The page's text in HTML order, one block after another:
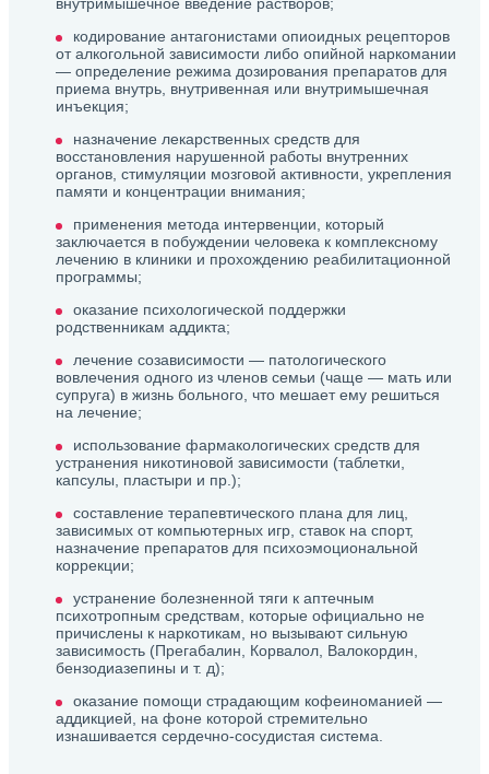
кодирование антагонистами опиоидных рецепторов
от алкогольной зависимости либо опийной наркомании
— определение режима дозирования препаратов для
приема внутрь, внутривенная или внутримышечная
инъекция;
назначение лекарственных средств для
восстановления нарушенной работы внутренних
органов, стимуляции мозговой активности, укрепления
памяти и концентрации внимания;
применения метода интервенции, который
заключается в побуждении человека к комплексному
лечению в клиники и прохождению реабилитационной
программы;
оказание психологической поддержки
родственникам аддикта;
лечение созависимости — патологического
вовлечения одного из членов семьи (чаще — мать или
супруга) в жизнь больного, что мешает ему решиться
на лечение;
использование фармакологических средств для
устранения никотиновой зависимости (таблетки,
капсулы, пластыри и пр.);
составление терапевтического плана для лиц,
зависимых от компьютерных игр, ставок на спорт,
назначение препаратов для психоэмоциональной
коррекции;
устранение болезненной тяги к аптечным
психотропным средствам, которые официально не
причислены к наркотикам, но вызывают сильную
зависимость (Прегабалин, Корвалол, Валокордин,
бензодиазепины и т. д);
оказание помощи страдающим кофеиноманией —
аддикцией, на фоне которой стремительно
изнашивается сердечно-сосудистая система.